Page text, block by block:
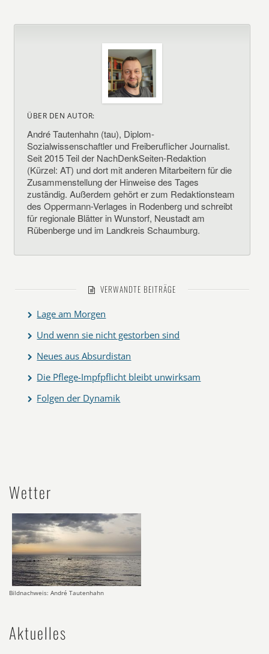
ÜBER DEN AUTOR:
André Tautenhahn (tau), Diplom-
Sozialwissenschaftler und Freiberuflicher Journalist.
Seit 2015 Teil der NachDenkSeiten-Redaktion
(Kürzel: AT) und dort mit anderen Mitarbeitern für die
Zusammenstellung der Hinweise des Tages
zuständig. Außerdem gehört er zum Redaktionsteam
des Oppermann-Verlages in Rodenberg und schreibt
für regionale Blätter in Wunstorf, Neustadt am
Rübenberge und im Landkreis Schaumburg.
VERWANDTE BEITRÄGE
Lage am Morgen
Und wenn sie nicht gestorben sind
Neues aus Absurdistan
Die Pflege-Impfpflicht bleibt unwirksam
Folgen der Dynamik
Wetter
Bildnachweis: André Tautenhahn
Aktuelles